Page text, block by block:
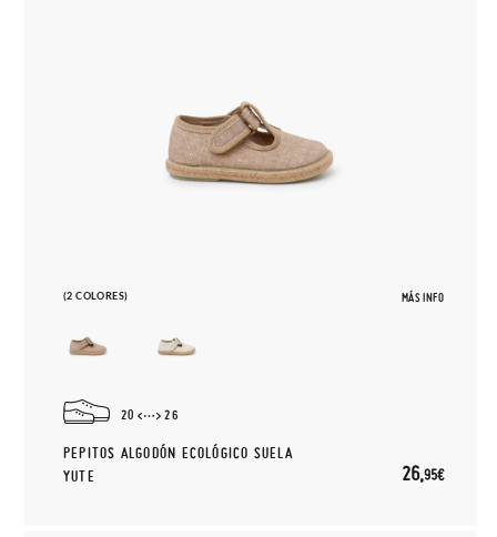
(2 COLORES) MÁS INFO
20 26
PEPITOS ALGODÓN ECOLÓGICO SUELA
YUTE
26,95€